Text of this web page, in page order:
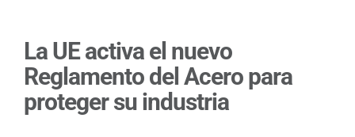
La UE activa el nuevo
Reglamento del Acero para
proteger su industria